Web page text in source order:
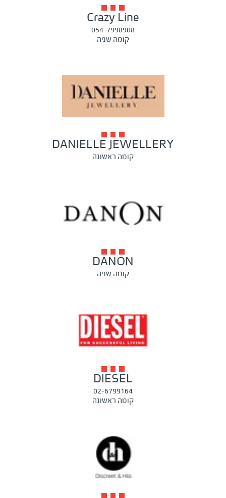
Crazy Line
054-7998908
קומה שניה
DANIELLE JEWELLERY
קומה ראשונה
DANON
קומה שניה
DIESEL
02-6799164
קומה ראשונה